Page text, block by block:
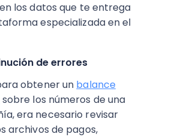
los datos que te entrega
especializada en el
de errores
obtener un balance
sobre los números de una
era necesario revisar
archivos de pagos,